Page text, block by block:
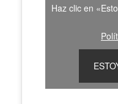
Haz clic en